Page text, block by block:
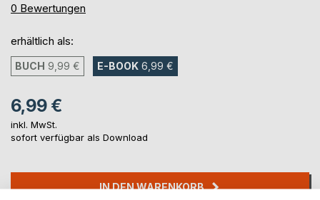
0%
0 Bewertungen
erhältlich als:
BUCH 9,99 € E-BOOK 6,99 €
6,99 €
inkl. MwSt.
sofort verfügbar als Download
IN DEN WARENKORB